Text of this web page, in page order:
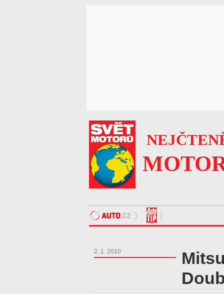
2. 1. 2010